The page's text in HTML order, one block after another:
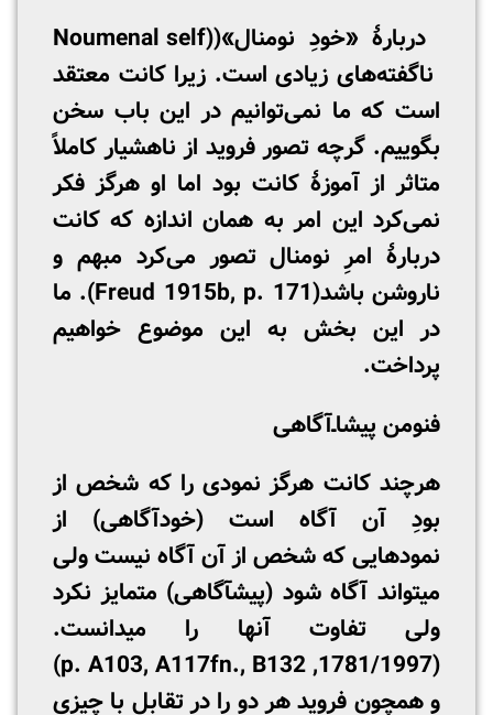
دربارۀ «خودِ نومنال»((Noumenal self
ناگفته‌های زیادی است. زیرا کانت معتقد
است که ما نمی‌توانیم در این باب سخن
بگوییم. گرچه تصور فروید از ناهشیار کاملاً
متاثر از آموزۀ کانت بود اما او هرگز فکر
نمی‌کرد این امر به همان اندازه که کانت
دربارۀ امرِ نومنال تصور می‌کرد مبهم و
ناروشن باشد(Freud 1915b, p. 171). ما
در این بخش به این موضوع خواهیم
پرداخت.
فنومن پیشاـ‌آگاهی
هرچند کانت هرگز نمودی را که شخص از
بودِ آن آگاه است (خودآگاهی) از
نمودهایی که شخص از آن آگاه نیست ولی
می­تواند آگاه شود (پیش­آگاهی) متمایز نکرد
ولی تفاوت آنها را می­دانست.
(1781/1997, p. A103, A117fn., B132)
و همچون فروید هر دو را در تقابل با چیزی